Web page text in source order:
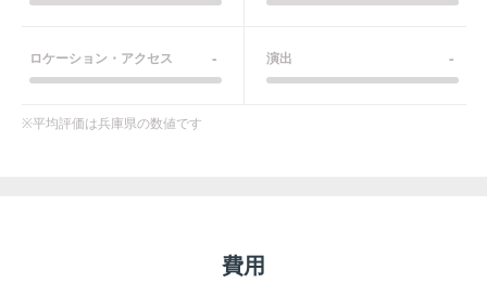
ロケーション・アクセス - 演出 -
※平均評価は兵庫県の数値です
費用